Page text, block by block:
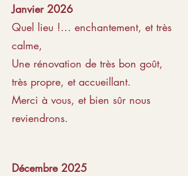
Janvier 2026
Quel lieu !… enchantement, et très
calme,
Une rénovation de très bon goût,
très propre, et accueillant.
Merci à vous, et bien sûr nous
reviendrons.
Décembre 2025